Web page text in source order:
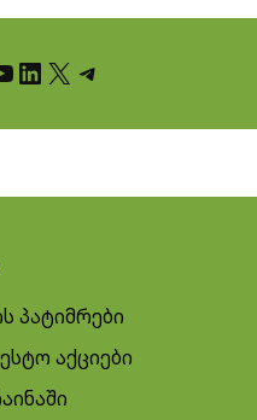
LinkedIn X Telegram
პატიმრები
აქციები